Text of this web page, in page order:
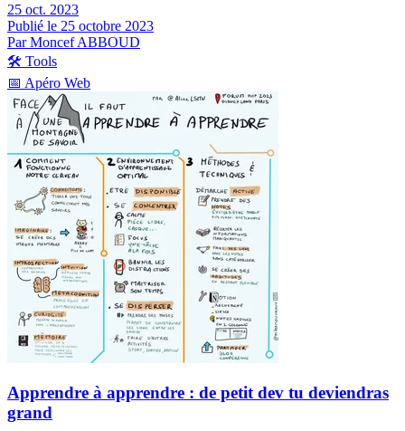
25 oct. 2023
Publié le 25 octobre 2023
Par Moncef ABBOUD
🛠️ Tools
📅 Apéro Web
Apprendre à apprendre : de petit dev tu deviendras
grand